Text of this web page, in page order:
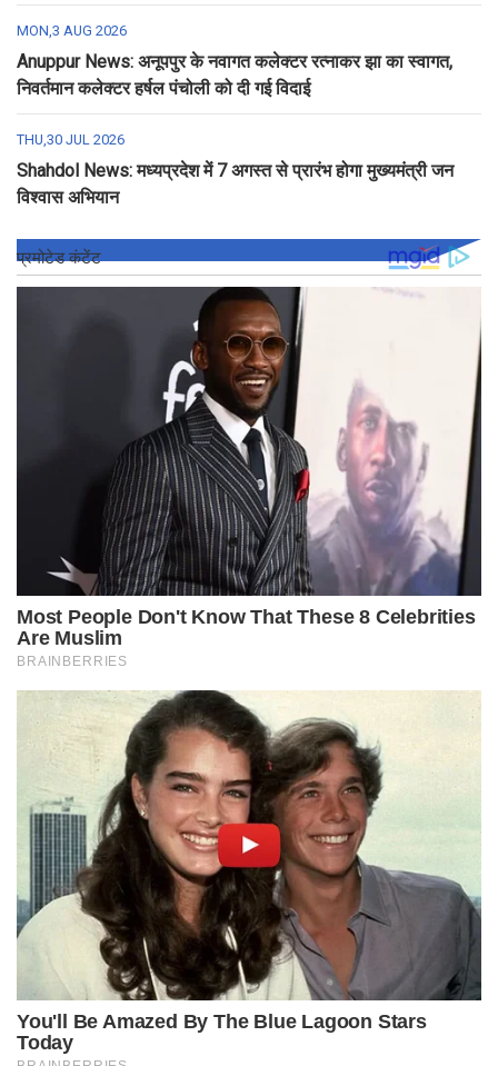
MON,3 AUG 2026
Anuppur News: अनूपपुर के नवागत कलेक्टर रत्नाकर झा का स्वागत,
निवर्तमान कलेक्टर हर्षल पंचोली को दी गई विदाई
THU,30 JUL 2026
Shahdol News: मध्यप्रदेश में 7 अगस्त से प्रारंभ होगा मुख्यमंत्री जन
विश्वास अभियान